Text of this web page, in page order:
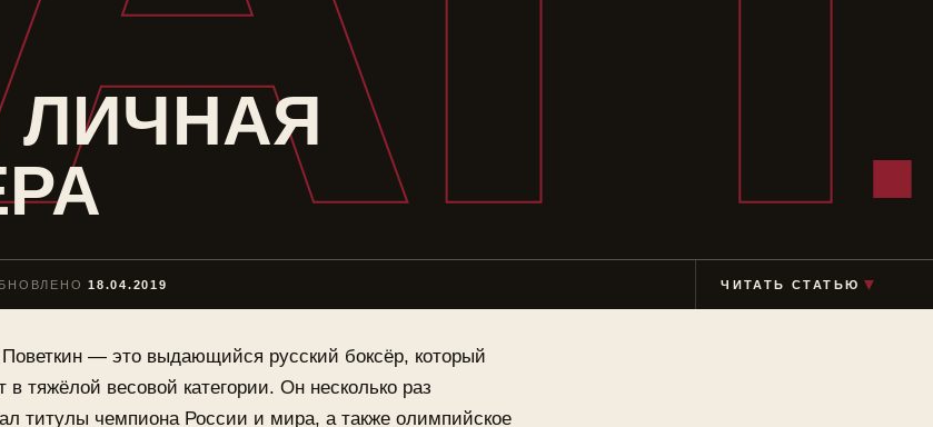
ЛИЧНАЯ
18.04.2019 ЧИТАТЬ СТАТЬЮ ▼
Поветкин — это выдающийся русский боксёр, который
в тяжёлой весовой категории. Он несколько раз
титулы чемпиона России и мира, а также олимпийское